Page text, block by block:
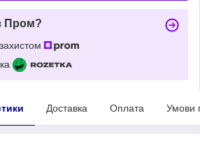
Пром?
Доставка Оплата Умови